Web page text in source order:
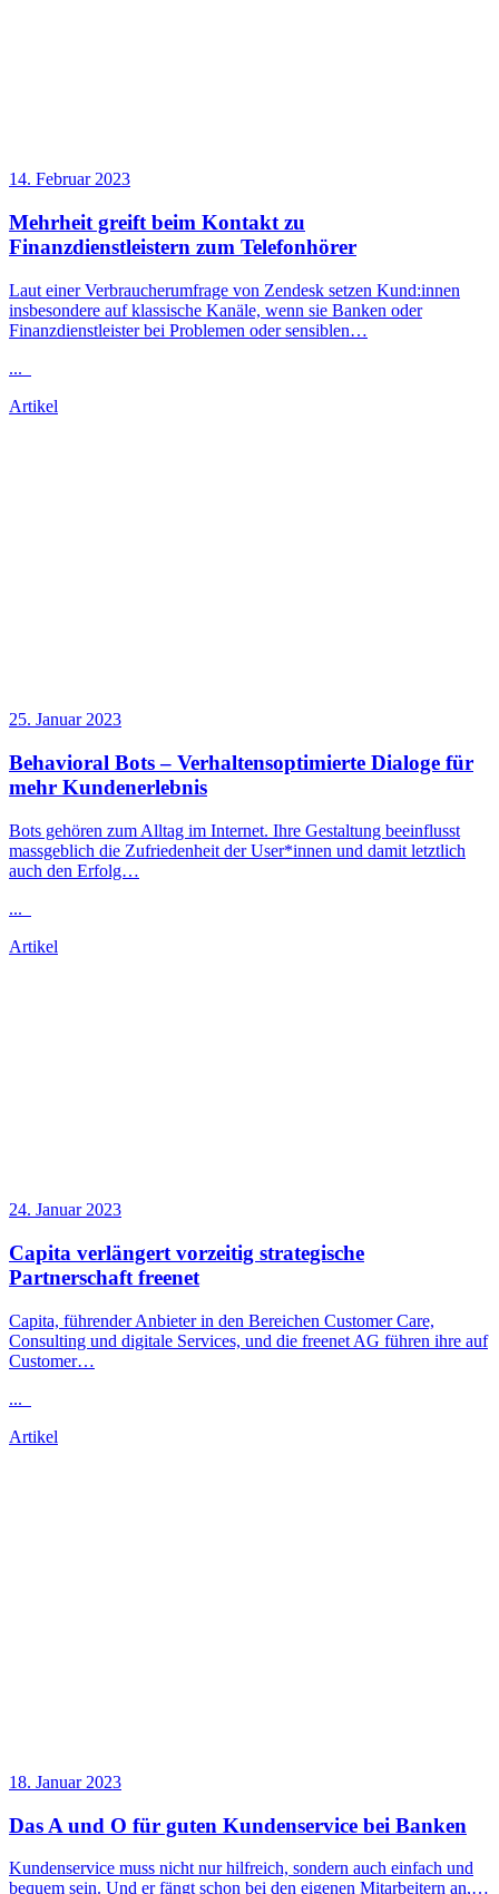
14. Februar 2023
Mehrheit greift beim Kontakt zu
Finanzdienstleistern zum Telefonhörer
Laut einer Verbraucherumfrage von Zendesk setzen Kund:innen
insbesondere auf klassische Kanäle, wenn sie Banken oder
Finanzdienstleister bei Problemen oder sensiblen…
...
Artikel
25. Januar 2023
Behavioral Bots – Verhaltensoptimierte Dialoge für
mehr Kundenerlebnis
Bots gehören zum Alltag im Internet. Ihre Gestaltung beeinflusst
massgeblich die Zufriedenheit der User*innen und damit letztlich
auch den Erfolg…
...
Artikel
24. Januar 2023
Capita verlängert vorzeitig strategische
Partnerschaft freenet
Capita, führender Anbieter in den Bereichen Customer Care,
Consulting und digitale Services, und die freenet AG führen ihre auf
Customer…
...
Artikel
18. Januar 2023
Das A und O für guten Kundenservice bei Banken
Kundenservice muss nicht nur hilfreich, sondern auch einfach und
bequem sein. Und er fängt schon bei den eigenen Mitarbeitern an,…